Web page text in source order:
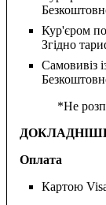
Кур'єром по
Згідно
Самовивіз
*Не
Оплата
Картою